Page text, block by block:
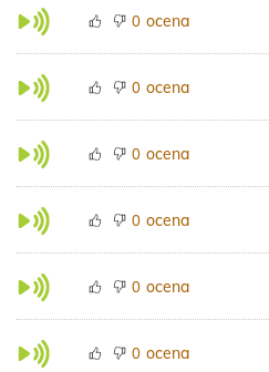
0 ocena
0 ocena
0 ocena
0 ocena
0 ocena
0 ocena